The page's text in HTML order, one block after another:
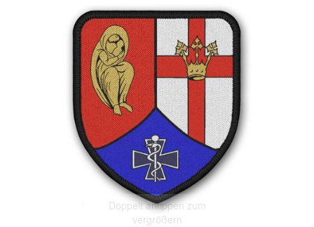
Doppelt antippen zum
vergrößern